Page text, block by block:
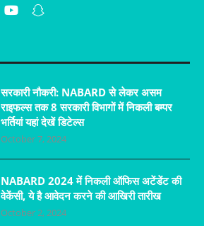
सरकारी नौकरी: NABARD से लेकर असम
राइफल्स तक 8 सरकारी विभागों में निकली बम्पर
भर्तियां यहां देखें डिटेल्स
October 7, 2024
NABARD 2024 में निकली ऑफिस अटेंडेंट की
वेकेंसी, ये है आवेदन करने की आखिरी तारीख
October 2, 2024